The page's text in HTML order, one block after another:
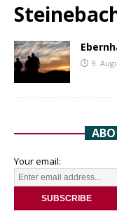
9.
ABO
Your email: